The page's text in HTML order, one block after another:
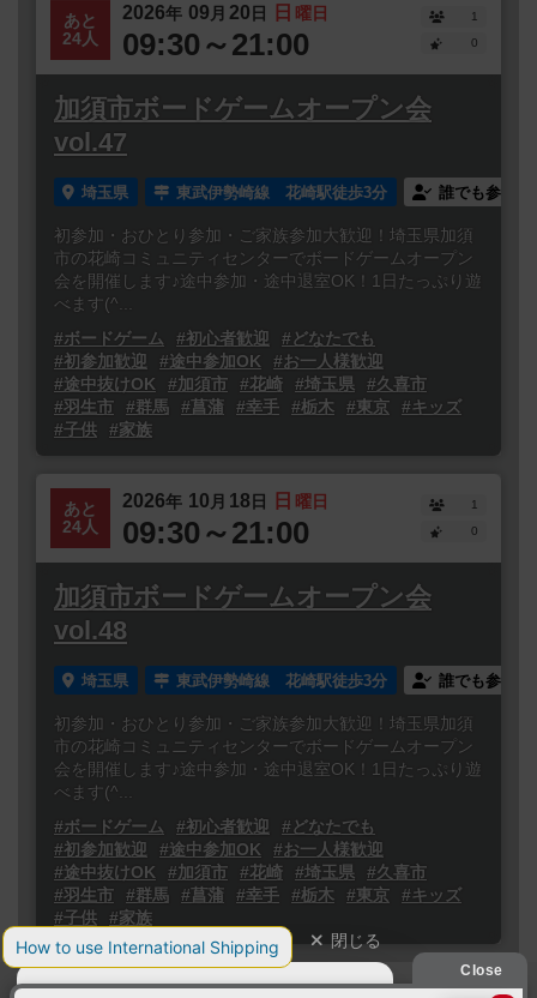
あと
24人
2026年 09 月 20日 日 曜日
09:30～21:00
1
0
加須市ボードゲームオープン会
vol.47
埼玉県 東武伊勢崎線 花崎駅徒歩3分 誰でも参加
初参加・おひとり参加・ご家族参加大歓迎！埼玉県加須
市の花崎コミュニティセンターでボードゲームオープン
会を開催します♪途中参加・途中退室OK！1日たっぷり遊
べます(^...
#ボードゲーム
#初心者歓迎
#どなたでも
#初参加歓迎
#途中参加OK
#お一人様歓迎
#途中抜けOK
#加須市 #花崎 #埼玉県
#久喜市
#羽生市
#群馬 #菖蒲 #幸手 #栃木 #東京
#キッズ
#子供
#家族
あと
24人
2026年 10 月 18日 日 曜日
09:30～21:00
1
0
加須市ボードゲームオープン会
vol.48
埼玉県 東武伊勢崎線 花崎駅徒歩3分 誰でも参加
初参加・おひとり参加・ご家族参加大歓迎！埼玉県加須
市の花崎コミュニティセンターでボードゲームオープン
会を開催します♪途中参加・途中退室OK！1日たっぷり遊
べます(^...
#ボードゲーム
#初心者歓迎
#どなたでも
#初参加歓迎
#途中参加OK
#お一人様歓迎
#途中抜けOK
#加須市 #花崎 #埼玉県
#久喜市
#羽生市
#群馬 #菖蒲 #幸手 #栃木 #東京
#キッズ
#子供
#家族
閉じる
Copyright (c)